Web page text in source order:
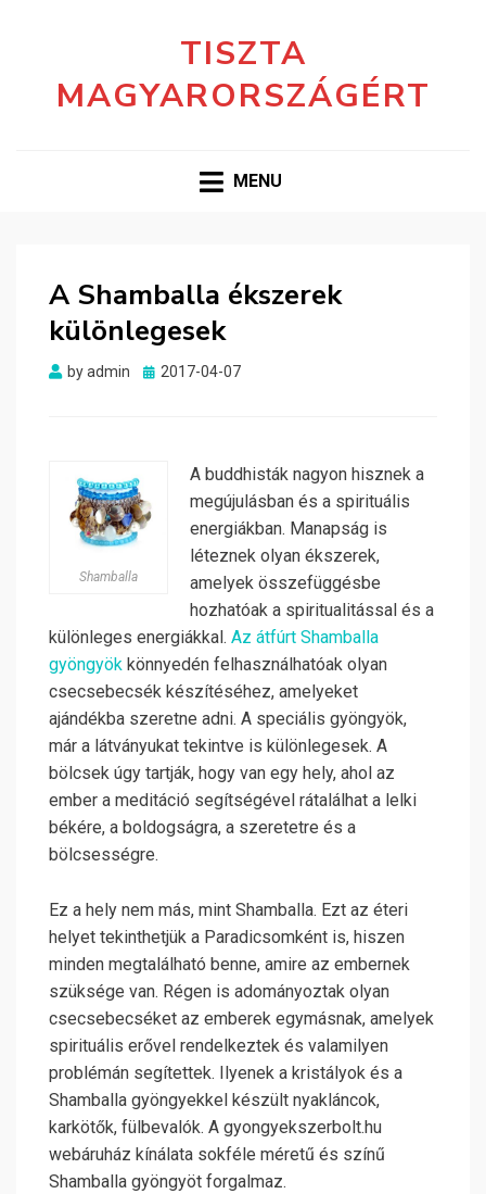
TISZTA
MAGYARORSZÁGÉRT
MENU
A Shamballa ékszerek
különlegesek
byadmin
Posted
2017-04-07
Shamballa
A buddhisták nagyon hisznek a
megújulásban és a spirituális
energiákban. Manapság is
léteznek olyan ékszerek,
amelyek összefüggésbe
hozhatóak a spiritualitással és a
különleges energiákkal. Az átfúrt Shamballa
gyöngyök könnyedén felhasználhatóak olyan
csecsebecsék készítéséhez, amelyeket
ajándékba szeretne adni. A speciális gyöngyök,
már a látványukat tekintve is különlegesek. A
bölcsek úgy tartják, hogy van egy hely, ahol az
ember a meditáció segítségével rátalálhat a lelki
békére, a boldogságra, a szeretetre és a
bölcsességre.
Ez a hely nem más, mint Shamballa. Ezt az éteri
helyet tekinthetjük a Paradicsomként is, hiszen
minden megtalálható benne, amire az embernek
szüksége van. Régen is adományoztak olyan
csecsebecséket az emberek egymásnak, amelyek
spirituális erővel rendelkeztek és valamilyen
problémán segítettek. Ilyenek a kristályok és a
Shamballa gyöngyekkel készült nyakláncok,
karkötők, fülbevalók. A gyongyekszerbolt.hu
webáruház kínálata sokféle méretű és színű
Shamballa gyöngyöt forgalmaz.